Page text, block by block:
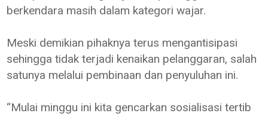
berkendara masih dalam kategori wajar.
Meski demikian pihaknya terus mengantisipasi
sehingga tidak terjadi kenaikan pelanggaran, salah
satunya melalui pembinaan dan penyuluhan ini.
“Mulai minggu ini kita gencarkan sosialisasi tertib